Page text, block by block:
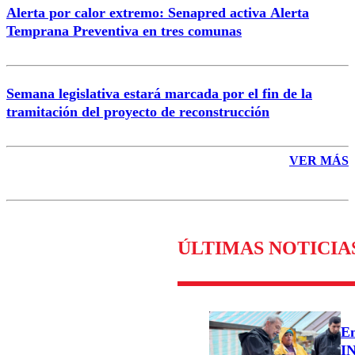
Alerta por calor extremo: Senapred activa Alerta
Temprana Preventiva en tres comunas
Semana legislativa estará marcada por el fin de la
tramitación del proyecto de reconstrucción
VER MÁS
ÚLTIMAS